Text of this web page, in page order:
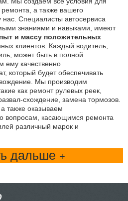
ремонта, а также вашего
Специалисты автосервиса
знаниями и навыками, имеют
и массу положительных
клиентов. Каждый водитель,
может быть в полной
ему качественно
который будет обеспечивать
Мы производим
как ремонт рулевых реек,
схождение, замена тормозов.
также оказываем
вопросам, касающимся ремонта
различный марок и
дальше